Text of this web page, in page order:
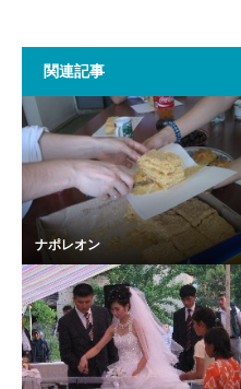
関連記事
ナポレオン